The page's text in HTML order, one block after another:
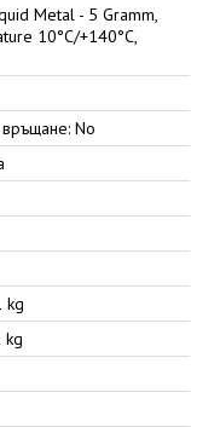
Metal - 5 Gramm,
10°C/+140°C,
No
kg
kg